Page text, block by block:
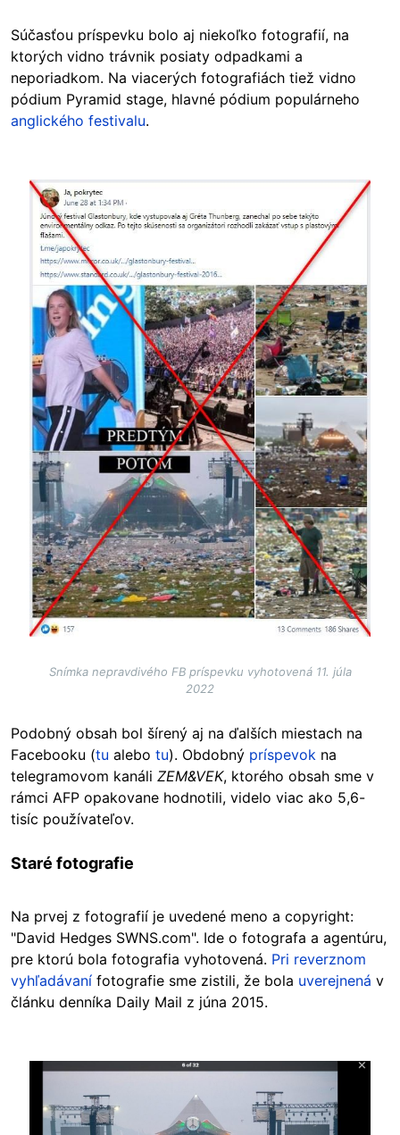
Súčasťou príspevku bolo aj niekoľko fotografií, na
ktorých vidno trávnik posiaty odpadkami a
neporiadkom. Na viacerých fotografiách tiež vidno
pódium Pyramid stage, hlavné pódium populárneho
anglického festivalu.
Image
Snímka nepravdivého FB príspevku vyhotovená 11. júla
2022
Podobný obsah bol šírený aj na ďalších miestach na
Facebooku (tu alebo tu). Obdobný príspevok na
telegramovom kanáli ZEM&VEK, ktorého obsah sme v
rámci AFP opakovane hodnotili, videlo viac ako 5,6-
tisíc používateľov.
Staré fotografie
Na prvej z fotografií je uvedené meno a copyright:
"David Hedges SWNS.com". Ide o fotografa a agentúru,
pre ktorú bola fotografia vyhotovená. Pri reverznom
vyhľadávaní fotografie sme zistili, že bola uverejnená v
článku denníka Daily Mail z júna 2015.
Image